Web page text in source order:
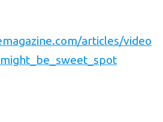
articles/video